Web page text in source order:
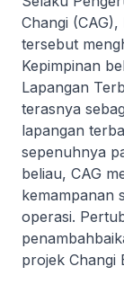
Changi
tersebut
Kepimpinan
Lapangan
terasnya
lapangan
sepenuhnya
beliau, CAG
kemampanan
operasi.
projek Changi